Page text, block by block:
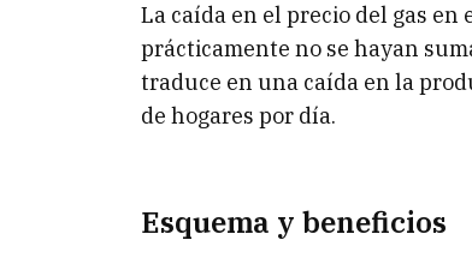
La caída en el precio del gas
prácticamente no se hayan
traduce en una caída en la
de hogares por día.
Esquema y beneficios